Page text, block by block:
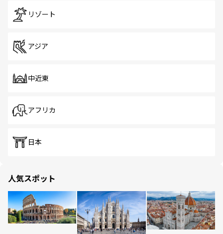
リゾート
アジア
中近東
アフリカ
日本
人気スポット